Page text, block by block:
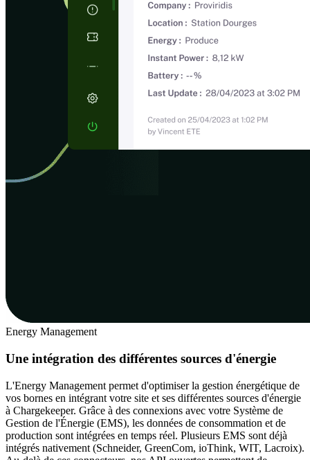
Energy Management
Une intégration des différentes sources d'énergie
L'Energy Management permet d'optimiser la gestion énergétique de
vos bornes en intégrant votre site et ses différentes sources d'énergie
à Chargekeeper. Grâce à des connexions avec votre Système de
Gestion de l'Énergie (EMS), les données de consommation et de
production sont intégrées en temps réel. Plusieurs EMS sont déjà
intégrés nativement (Schneider, GreenCom, ioThink, WIT, Lacroix).